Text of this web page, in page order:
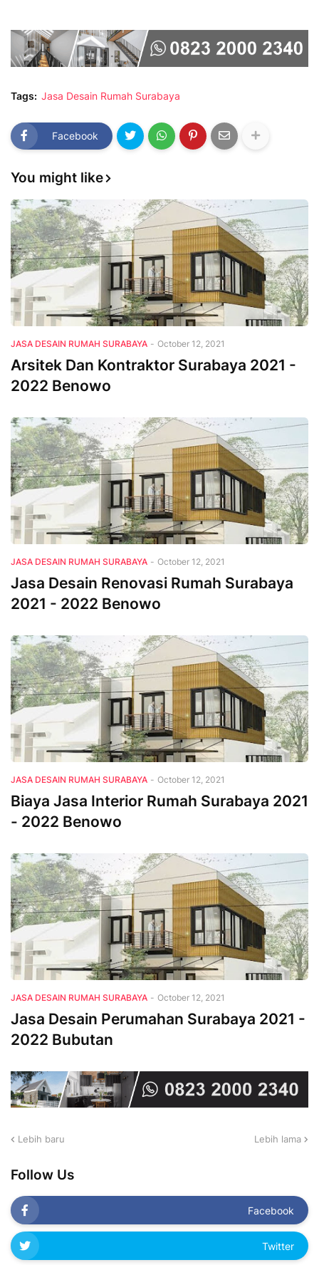
Tags: Jasa Desain Rumah Surabaya
Facebook
You might like
JASA DESAIN RUMAH SURABAYA - October 12, 2021
Arsitek Dan Kontraktor Surabaya 2021 -
2022 Benowo
JASA DESAIN RUMAH SURABAYA - October 12, 2021
Jasa Desain Renovasi Rumah Surabaya
2021 - 2022 Benowo
JASA DESAIN RUMAH SURABAYA - October 12, 2021
Biaya Jasa Interior Rumah Surabaya 2021
- 2022 Benowo
JASA DESAIN RUMAH SURABAYA - October 12, 2021
Jasa Desain Perumahan Surabaya 2021 -
2022 Bubutan
Lebih baru Lebih lama
Follow Us
Facebook
Twitter